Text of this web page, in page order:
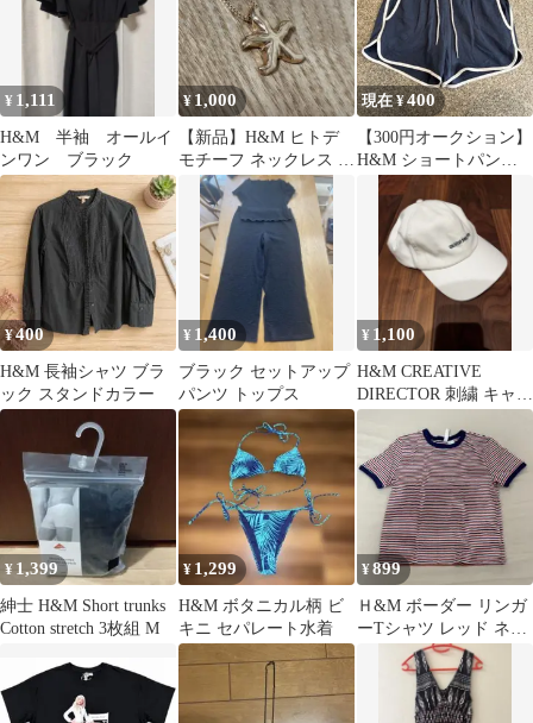
¥ 1,111
H&M 半袖 オールイ
ンワン ブラック
¥1,000
【新品】H&M ヒトデ
モチーフ ネックレス ゴ
ールド
現在 ¥400
【300円オークション】
H&M ショートパンツ
ネイビー ホワイトパイ
ピング S
¥400
H&M 長袖シャツ ブラ
ック スタンドカラー
¥ 1,400
ブラック セットアップ
パンツ トップス
¥ 1,100
H&M CREATIVE
DIRECTOR 刺繍 キャッ
プ ホワイト
¥ 1,399
紳士 H&M Short trunks
Cotton stretch 3枚組 M
¥ 1,299
H&M ボタニカル柄 ビ
キニ セパレート水着
¥899
Ｈ&M ボーダー リンガ
ーTシャツ レッド ネイ